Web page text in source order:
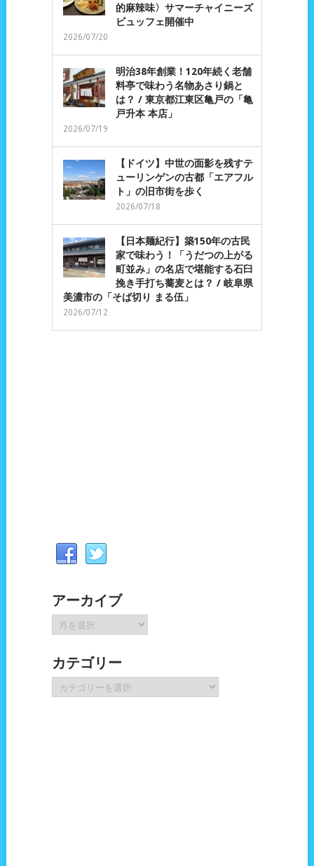
的麻辣味〉サマーチャイニーズ
ビュッフェ開催中
2026/07/20
明治38年創業！120年続く老舗
料亭で味わう名物あさり鍋と
は？ / 東京都江東区亀戸の「亀
戸升本 本店」
2026/07/19
【ドイツ】中世の面影を残すテ
ューリンゲンの古都「エアフル
ト」の旧市街を歩く
2026/07/18
【日本麺紀行】築150年の古民
家で味わう！「うだつの上がる
町並み」の名店で堪能する石臼
挽き手打ち蕎麦とは？ / 岐阜県
美濃市の「そば切り まる伍」
2026/07/12
アーカイブ
ー
イ
ブ
カテゴリー
テ